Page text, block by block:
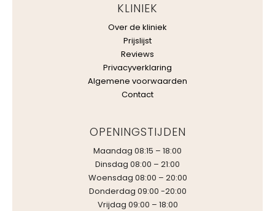
KLINIEK
Over de kliniek
Prijslijst
Reviews
Privacyverklaring
Algemene voorwaarden
Contact
OPENINGSTIJDEN
Maandag 08:15 – 18:00
Dinsdag 08:00 – 21:00
Woensdag 08:00 – 20:00
Donderdag 09:00 -20:00
Vrijdag 09:00 – 18:00